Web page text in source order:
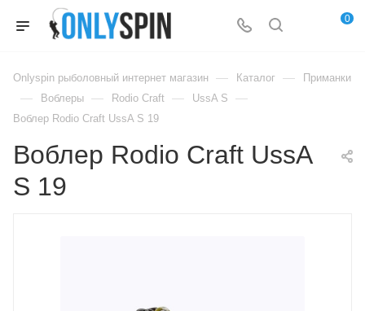
0
Onlyspin рыболовный интернет магазин — Каталог — Приманки
— Воблеры — Rodio Craft — UssA S —
Воблер Rodio Craft UssA S 19
Воблер Rodio Craft UssA
S 19